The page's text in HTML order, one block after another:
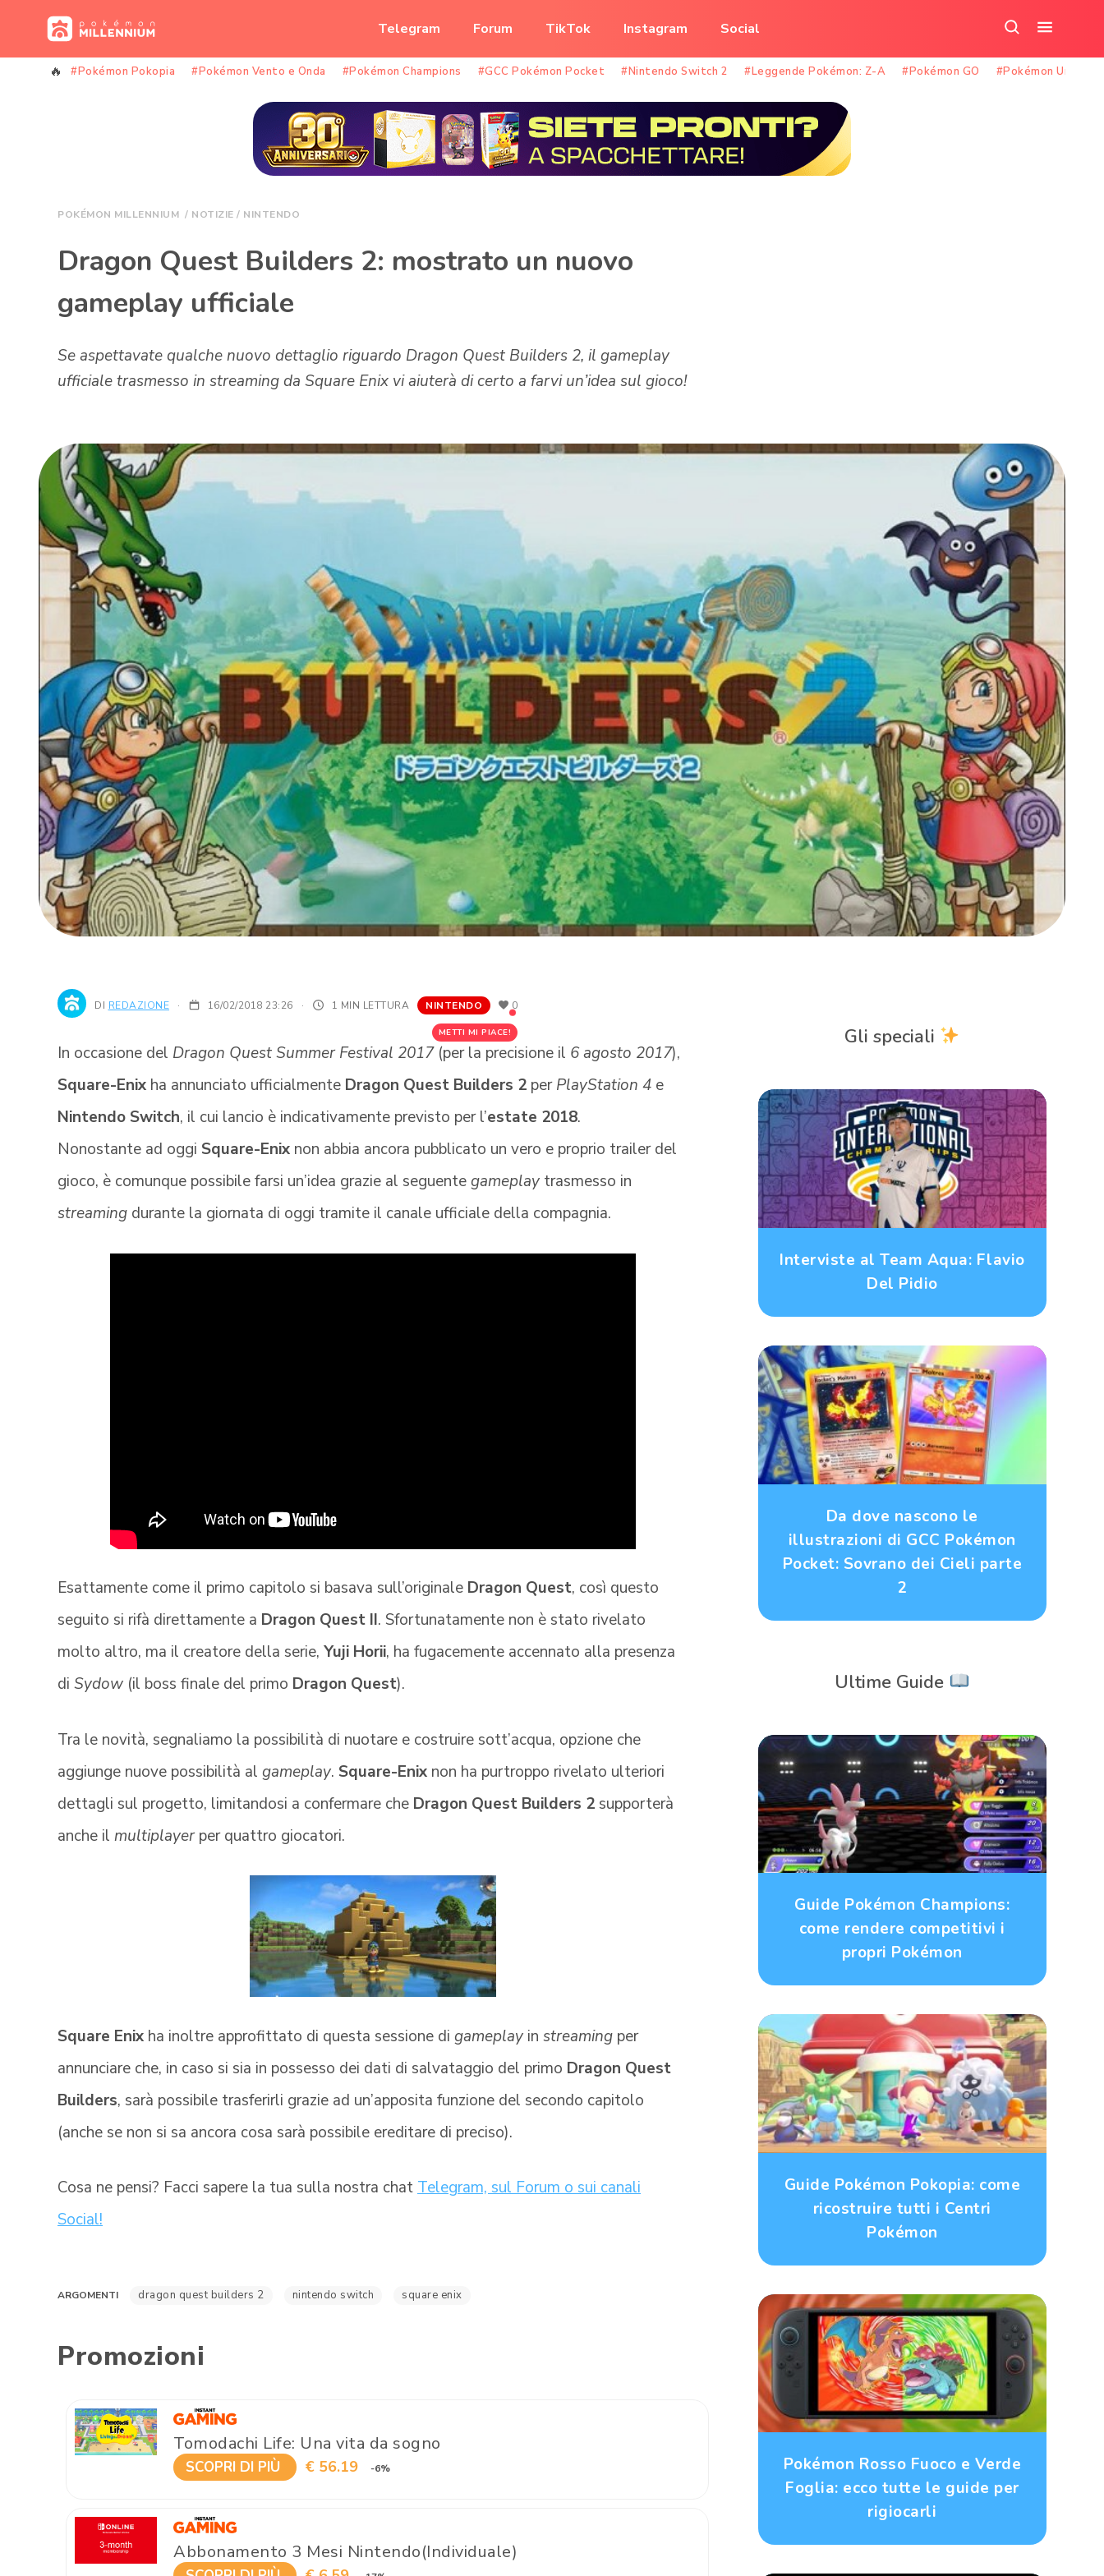
Telegram Forum TikTok Instagram Social
nel
sito
il
menu
#Pokémon Pokopia #Pokémon Vento e Onda #Pokémon Champions #GCC Pokémon Pocket #Nintendo Switch 2 #Leggende Pokémon: Z-A #Pokémon GO #Pokémon Unite
POKÉMON MILLENNIUM / NOTIZIE / NINTENDO
Dragon Quest Builders 2: mostrato un nuovo
gameplay ufficiale
Se aspettavate qualche nuovo dettaglio riguardo Dragon Quest Builders 2, il gameplay
ufficiale trasmesso in streaming da Square Enix vi aiuterà di certo a farvi un’idea sul gioco!
DI REDAZIONE 16/02/2018 23:26 · 1 MIN LETTURA NINTENDO
METTI MI PIACE!
0
In occasione del Dragon Quest Summer Festival 2017(per la precisione il 6 agosto 2017),
Square-Enix ha annunciato ufficialmente Dragon Quest Builders 2 perPlayStation 4 e
Nintendo Switch, il cui lancio è indicativamente previsto per l’estate 2018.
Nonostante ad oggi Square-Enix non abbia ancora pubblicato un vero e proprio trailer del
gioco, è comunque possibile farsi un’idea grazie al seguente gameplay trasmesso in
streaming durante la giornata di oggi tramite il canale ufficiale della compagnia.
Esattamente come il primo capitolo si basava sull’originale Dragon Quest, così questo
seguito si rifà direttamente a Dragon Quest II. Sfortunatamente non è stato rivelato
molto altro, ma il creatore della serie, Yuji Horii, ha fugacemente accennato alla presenza
di Sydow (il boss finale del primo Dragon Quest).
Tra le novità, segnaliamo la possibilità di nuotare e costruire sott’acqua, opzione che
aggiunge nuove possibilità al gameplay. Square-Enix non ha purtroppo rivelato ulteriori
dettagli sul progetto, limitandosi a confermare che Dragon Quest Builders 2 supporterà
anche il multiplayerper quattro giocatori.
Square Enix ha inoltre approfittato di questa sessione di gameplay in streaming per
annunciare che, in caso si sia in possesso dei dati di salvataggio del primo Dragon Quest
Builders, sarà possibile trasferirli grazie ad un’apposita funzione del secondo capitolo
(anche se non si sa ancora cosa sarà possibile ereditare di preciso).
Cosa ne pensi? Facci sapere la tua sulla nostra chat Telegram, sul Forum o sui canali
Social!
ARGOMENTI dragon quest builders 2 nintendo switch square enix
Promozioni
Tomodachi Life: Una vita da sogno
SCOPRI DI PIÙ € 56.19 -6%
Abbonamento 3 Mesi Nintendo(Individuale)
Gli speciali
Interviste al Team Aqua: Flavio
Del Pidio
Da dove nascono le
illustrazioni di GCC Pokémon
Pocket: Sovrano dei Cieli parte
2
Ultime Guide
Guide Pokémon Champions:
come rendere competitivi i
propri Pokémon
Guide Pokémon Pokopia: come
ricostruire tutti i Centri
Pokémon
Pokémon Rosso Fuoco e Verde
Foglia: ecco tutte le guide per
rigiocarli